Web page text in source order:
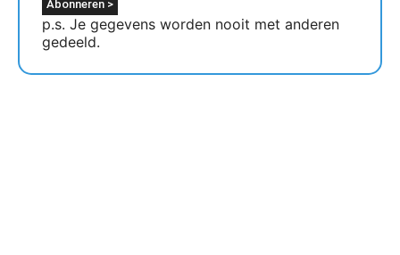
p.s. Je gegevens worden nooit met anderen
gedeeld.